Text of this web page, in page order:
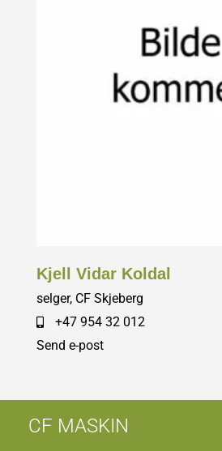
Kjell Vidar Koldal
selger, CF Skjeberg
+47 954 32 012
Send e-post
CF MASKIN